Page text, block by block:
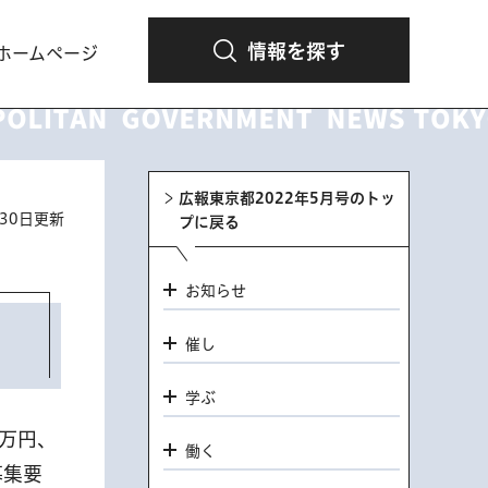
ームページ 情報を探す
日更新
円、
要
広報東京都2022年5月号のトッ
プに戻る
お知らせ
催し
学ぶ
働く